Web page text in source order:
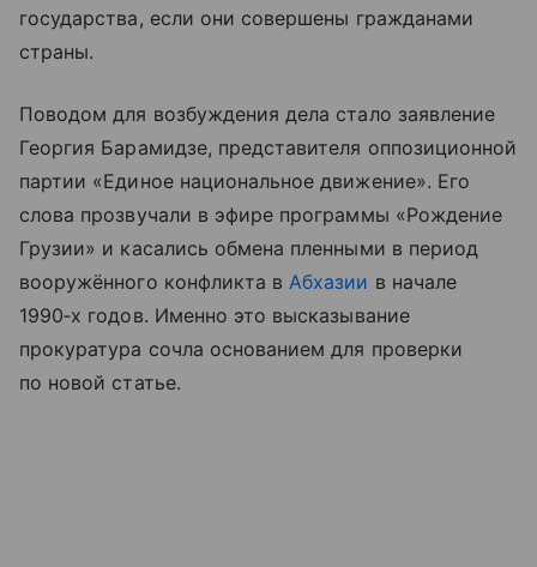
государства, если они совершены гражданами
страны.
Поводом для возбуждения дела стало заявление
Георгия Барамидзе, представителя оппозиционной
партии «Единое национальное движение». Его
слова прозвучали в эфире программы «Рождение
Грузии» и касались обмена пленными в период
вооружённого конфликта в Абхазии в начале
1990‑х годов. Именно это высказывание
прокуратура сочла основанием для проверки
по новой статье.